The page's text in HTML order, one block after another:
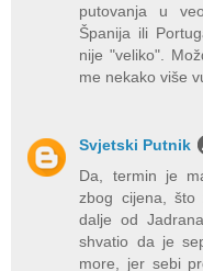
putovanja u
Španija ili
nije "veliko".
me nekako više
Svjetski Putnik
Da, termin je
zbog cijena, što
dalje od
shvatio da je
more, jer sebi